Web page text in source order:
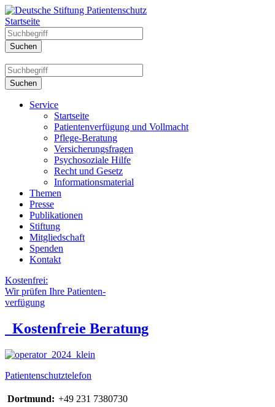
Startseite
Service
Startseite
Patientenverfügung und Vollmacht
Pflege-Beratung
Versicherungsfragen
Psychosoziale Hilfe
Recht und Gesetz
Informationsmaterial
Themen
Presse
Publikationen
Stiftung
Mitgliedschaft
Spenden
Kontakt
Kostenfrei:
Wir prüfen Ihre Patienten-
verfügung
Kostenfreie Beratung
Patientenschutztelefon
Dortmund: +49 231 7380730